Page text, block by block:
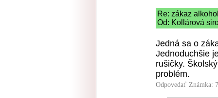
Re: zákaz
Od: Kollárová
Jedná sa o
Jednoduchšie
rušičky.
problém.
Odpovedať Známka: